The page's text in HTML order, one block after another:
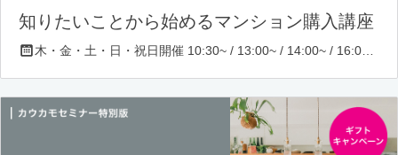
知りたいことから始めるマンション購入講座